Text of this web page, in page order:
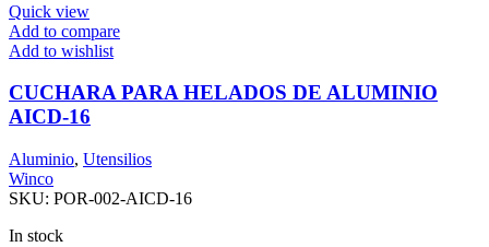
Quick view
Add to compare
Add to wishlist
CUCHARA PARA HELADOS DE ALUMINIO
AICD-16
Aluminio, Utensilios
Winco
SKU: POR-002-AICD-16
In stock